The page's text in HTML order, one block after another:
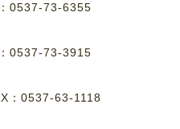
0537-73-6355
0537-73-3915
：0537-63-1118